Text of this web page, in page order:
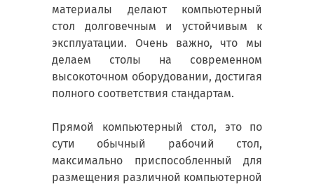
материалы делают компьютерный
стол долговечным и устойчивым к
эксплуатации. Очень важно, что мы
делаем столы на современном
высокоточном оборудовании, достигая
полного соответствия стандартам.
Прямой компьютерный стол, это по
сути обычный рабочий стол,
максимально приспособленный для
размещения различной компьютерной